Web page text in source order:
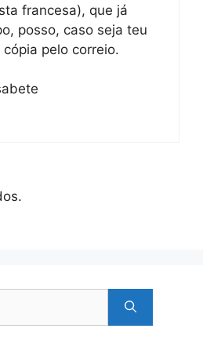
francesa), que já
posso, caso seja teu
pelo correio.